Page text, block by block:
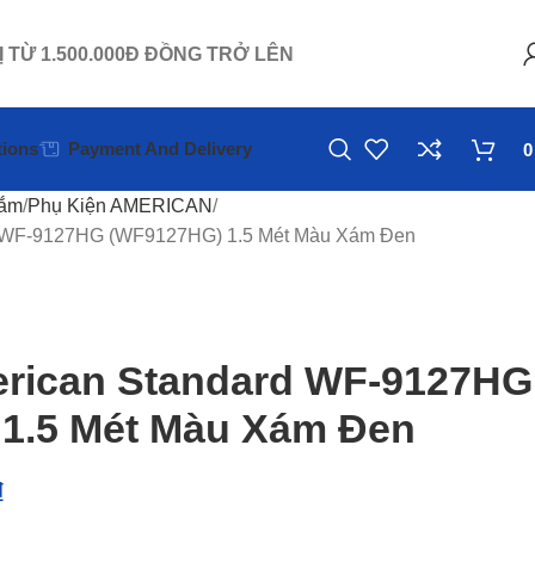
TỪ 1.500.000Đ ĐỒNG TRỞ LÊN
Payment And Delivery
Phụ Kiện AMERICAN
9127HG (WF9127HG) 1.5 Mét Màu Xám Đen
Standard WF-9127HG
Mét Màu Xám Đen